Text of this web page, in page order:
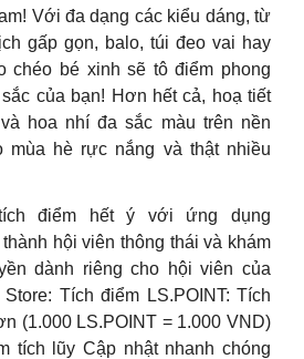
Với đa dạng các kiểu dáng, từ
gấp gọn, balo, túi đeo vai hay
chéo bé xinh sẽ tô điểm phong
của bạn! Hơn hết cả, hoạ tiết
hoa nhí đa sắc màu trên nền
mùa hè rực nắng và thật nhiều
điểm hết ý với ứng dụng
hội viên thông thái và khám
dành riêng cho hội viên của
Store: Tích điểm LS.POINT: Tích
(1.000 LS.POINT = 1.000 VND)
tích lũy Cập nhật nhanh chóng